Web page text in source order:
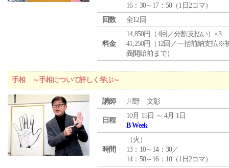
16：30～17：50（1日2コマ）
回数
全12回
料金
14,850円（4回／分割支払い）×3
41,250円（12回／一括前納支払※
義開始前まで）
手相 ～手相について詳しく学ぶ～
講師 川野 文彰
日程
10月 15日 ～ 4月 1日
B Week
時間
（火 ）
13：10～14：30／
14：50～16：10（1日2コマ）